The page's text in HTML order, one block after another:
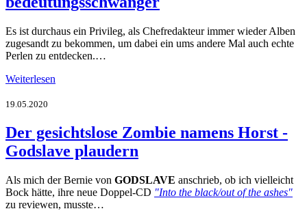
Es ist durchaus ein Privileg, als Chefredakteur immer wieder Alben
zugesandt zu bekommen, um dabei ein ums andere Mal auch echte
Perlen zu entdecken.…
Weiterlesen
19.05.2020
Der gesichtslose Zombie namens Horst -
Godslave plaudern
Als mich der Bernie von GODSLAVE anschrieb, ob ich vielleicht
Bock hätte, ihre neue Doppel-CD "Into the black/out of the ashes"
zu reviewen, musste…